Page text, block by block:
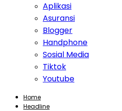
Aplikasi
Asuransi
Blogger
Handphone
Sosial Media
Tiktok
Youtube
Home
Headline